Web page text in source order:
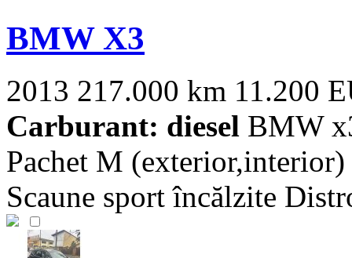
BMW X3
2013 217.000 km 11.200
Carburant: diesel BMW
Pachet M
Scaune sport încălzite